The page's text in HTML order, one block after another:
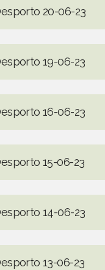
20-06-23
19-06-23
16-06-23
15-06-23
14-06-23
13-06-23